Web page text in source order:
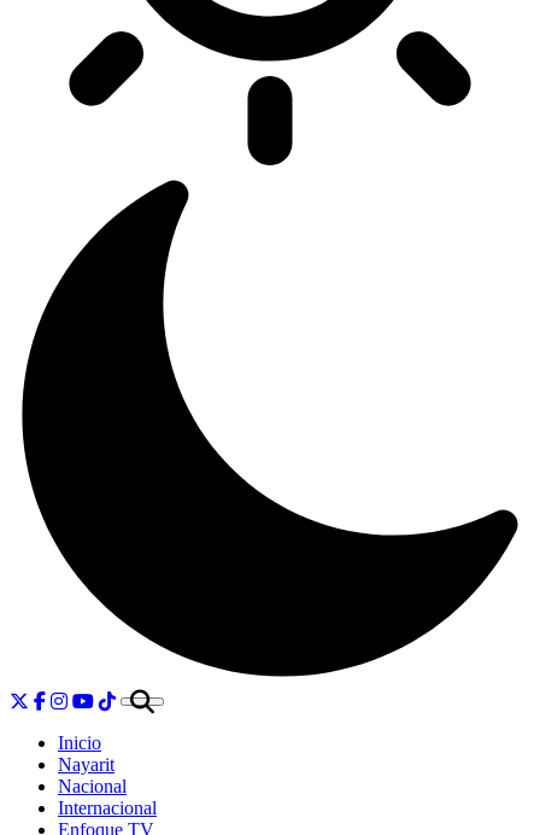
Inicio
Nayarit
Nacional
Internacional
Enfoque TV